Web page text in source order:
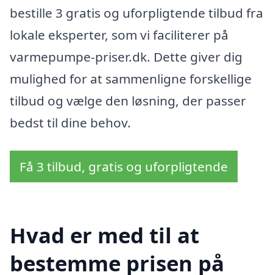
bestille 3 gratis og uforpligtende tilbud fra
lokale eksperter, som vi faciliterer på
varmepumpe-priser.dk. Dette giver dig
mulighed for at sammenligne forskellige
tilbud og vælge den løsning, der passer
bedst til dine behov.
Få 3 tilbud, gratis og uforpligtende
Hvad er med til at
bestemme prisen på